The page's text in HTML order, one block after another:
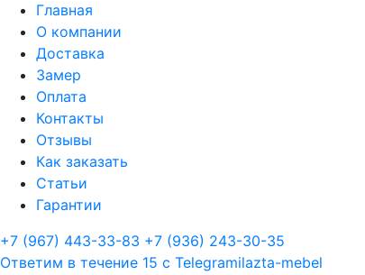
Главная
О компании
Доставка
Замер
Оплата
Контакты
Отзывы
Как заказать
Статьи
Гарантии
+7 (967) 443-33-83 +7 (936) 243-30-35
Ответим в течение 15 с Telegramilazta-mebel